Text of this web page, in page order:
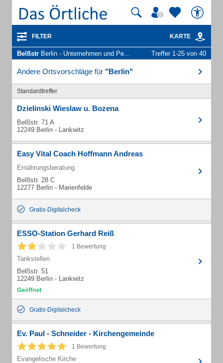
FILTER KARTE
Belßstr Berlin - Unternehmen und Personen Treffer 1-25 von 40
Andere Ortsvorschläge für "Berlin"
Standardtreffer
Dzielinski Wieslaw u. Bozena
Belßstr. 71 A
12249 Berlin - Lankwitz
Easy Vital Coach Hoffmann Andreas
Ernährungsberatung
Belßstr. 28 C
12277 Berlin - Marienfelde
Gratis-Digitalcheck
ESSO-Station Gerhard Reiß
1 Bewertung
Tankstellen
Belßstr. 51
12249 Berlin - Lankwitz
Gratis-Digitalcheck
Ev. Paul - Schneider - Kirchengemeinde
1 Bewertung
Evangelische Kirche